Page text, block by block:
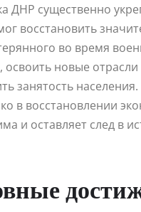
ДНР существенно
восстановить
во время
освоить новые отрасли
занятость
в восстановлении
и оставляет след в